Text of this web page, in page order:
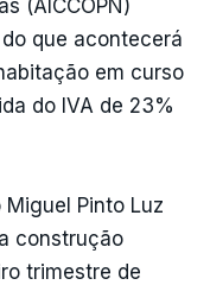
(AICCOPN)
que acontecerá
em curso
do IVA de 23%
Pinto Luz
construção
trimestre de